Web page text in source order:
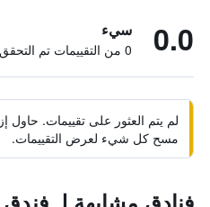
0.0 سيء
0 من التقييمات تم التحقق منها
لم يتم العثور على تقييمات. حاول
مسح كل شيء لعرض التقييمات.